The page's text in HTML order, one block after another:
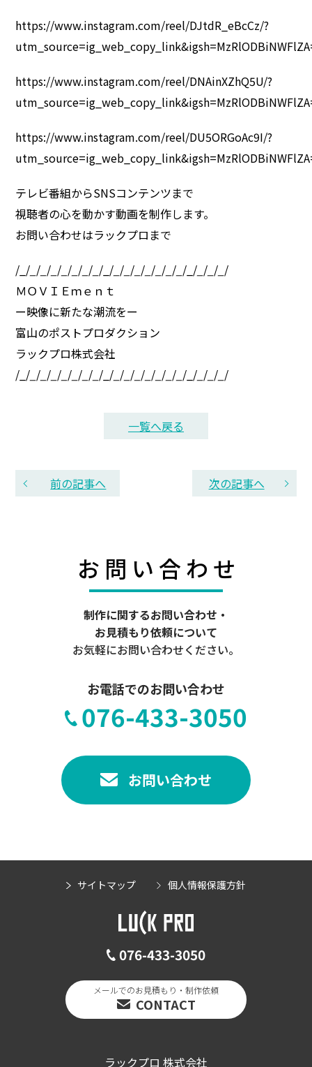
https://www.instagram.com/reel/DJtdR_eBcCz/?
https://www.instagram.com/reel/DNAinXZhQ5U/?
https://www.instagram.com/reel/DU5ORGoAc9I/?
テレビ番組からSNSコンテンツまで
視聴者の心を動かす動画を制作します。
お問い合わせはラックプロまで
/_/ / / / / / / /_/ / / / / / / /_/ / / /
ＭＯＶＩＥｍｅｎｔ
ー映像に新たな潮流をー
富山のポストプロダクション
ラックプロ株式会社
/_/ / / / / / / /_/ / / / / / / /_/ / / /
前の記事へ
一覧へ戻る
次の記事へ
お 問 い 合わ せ
制作に関するお問い合わせ・
お見積もり依頼について
お気軽にお問い合わせください。
お電話でのお問い合わせ
076-433-3050
お問い合わせ
ラックプロ 株式会社
076-433-3050
メールでのお見積もり・制作依頼
CONTACT
サイトマップ 個人情報保護方針